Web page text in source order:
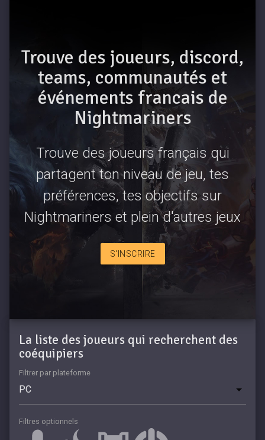
Trouve des joueurs, discord,
teams, communautés et
événements francais de
Nightmariners
Trouve des joueurs français qui
partagent ton niveau de jeu, tes
préférences, tes objectifs sur
Nightmariners et plein d'autres jeux
S'INSCRIRE
La liste des joueurs qui recherchent des
coéquipiers
Filtrer par plateforme
Filtres optionnels